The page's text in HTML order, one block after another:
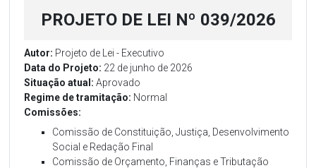
PROJETO DE LEI Nº 039/2026
Autor: Projeto de Lei - Executivo
Data do Projeto: 22 de junho de 2026
Situação atual: Aprovado
Regime de tramitação: Normal
Comissões:
Comissão de Constituição, Justiça, Desenvolvimento
Social e Redação Final
Comissão de Orçamento, Finanças e Tributação